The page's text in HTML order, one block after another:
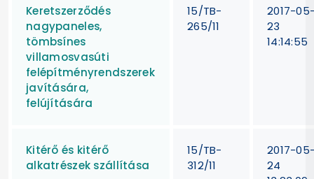
Keretszerződés
nagypaneles,
tömbsínes
villamosvasúti
felépítményrendszerek
javítására,
felújítására
15/TB-
265/11
2017-
23
14:14:55
Kitérő és kitérő
alkatrészek szállítása
15/TB-
312/11
2017-
24